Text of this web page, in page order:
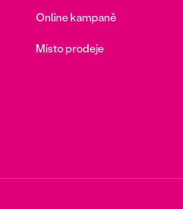
Online kampaně
Místo prodeje